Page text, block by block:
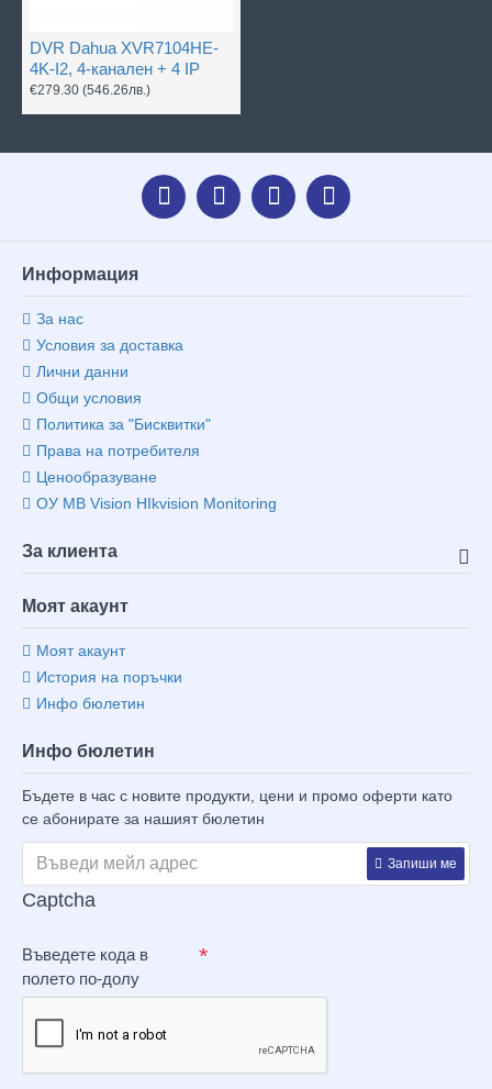
DVR Dahua XVR7104HE-
4K-I2, 4-канален + 4 IP
€279.30 (546.26лв.)
Информация
За нас
Условия за доставка
Лични данни
Общи условия
Политика за "Бисквитки"
Права на потребителя
Ценообразуване
ОУ MB Vision HIkvision Monitoring
За клиента
Моят акаунт
Моят акаунт
История на поръчки
Инфо бюлетин
Инфо бюлетин
Бъдете в час с новите продукти, цени и промо оферти като
се абонирате за нашият бюлетин
Запиши ме
Captcha
Въведете кода в
полето по-долу